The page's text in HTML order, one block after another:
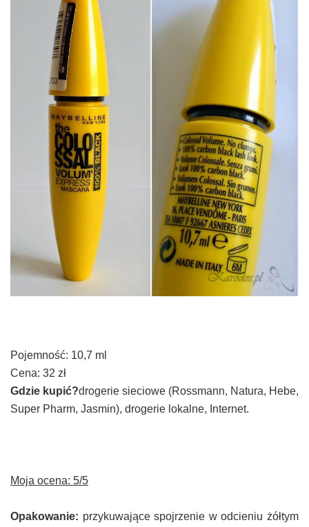
Pojemność: 10,7 ml
Cena: 32 zł
Gdzie kupić?drogerie sieciowe (Rossmann, Natura, Hebe,
Super Pharm, Jasmin), drogerie lokalne, Internet.
Moja ocena: 5/5
Opakowanie: przykuwające spojrzenie w odcieniu żółtym